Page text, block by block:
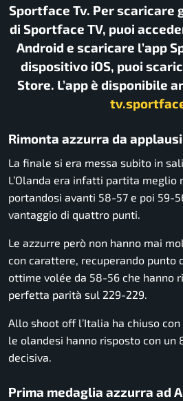
Sportface Tv. Per scaricare
di Sportface TV, puoi
Android e scaricare l’app
dispositivo iOS, puoi
Store. L’app è disponibile
Rimonta azzurra da applausi
La finale si era messa subito in
L’Olanda era infatti partita meglio
portandosi avanti 58-57 e poi 59-
vantaggio di quattro punti.
Le azzurre però non hanno mai
con carattere, recuperando punto
ottime volée da 58-56 che hanno
perfetta parità sul 229-229.
Allo shoot off l’Italia ha chiuso
le olandesi hanno risposto con un
decisiva.
Prima medaglia azzurra ad